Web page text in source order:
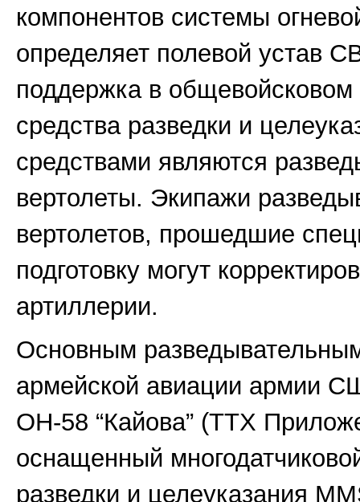
компонентов системы
определяет полевой устав
поддержка в
средства разведки и
средствами являются
вертолеты. Экипажи
вертолетов, прошедшие
подготовку могут
артиллерии.
Основным
армейской авиации армии
ОН-58 “Кайова” (ТТХ
оснащенный
разведки и целеуказания